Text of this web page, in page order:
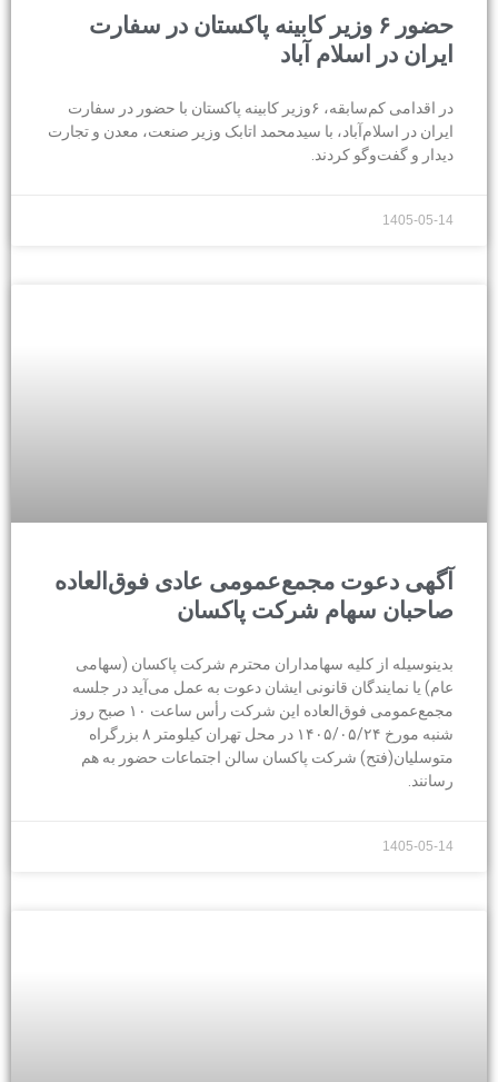
حضور ۶ وزیر کابینه پاکستان در سفارت
ایران در اسلام آباد
در اقدامی کم‌سابقه، ۶وزیر کابینه پاکستان با حضور در سفارت
ایران در اسلام‌آباد، با سیدمحمد اتابک وزیر صنعت، معدن و تجارت
دیدار و گفت‌وگو کردند.
1405-05-14
آگهی دعوت مجمع‌عمومی عادی فوق‌العاده
صاحبان سهام شرکت پاكسان
بدینوسیله از کلیه سهامداران محترم شرکت پاکسان (سهامی
عام) یا نمایندگان قانونی ایشان دعوت به عمل می‌آید در جلسه
مجمع‌عمومی فوق‌العاده این شرکت رأس ساعت ۱۰ صبح روز
شنبه مورخ ۱۴۰۵/۰۵/۲۴ در محل تهران کیلومتر ۸ بزرگراه
متوسلیان(فتح) شرکت پاکسان سالن اجتماعات حضور به هم
رسانند.
1405-05-14